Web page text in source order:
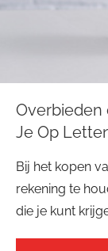
Interieur
Vastgoed
Wet- &
Woning
Overbieden
Je Op
Bij het kopen
rekening te
die je kunt